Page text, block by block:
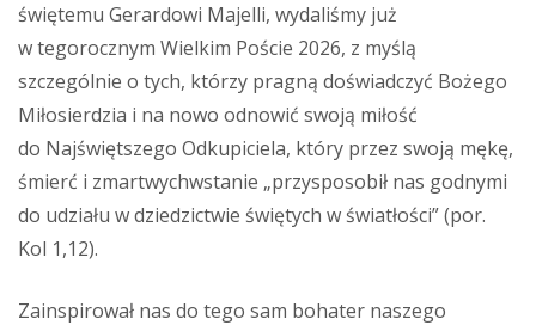
świętemu Gerardowi Majelli, wydaliśmy już
w tegorocznym Wielkim Poście 2026, z myślą
szczególnie o tych, którzy pragną doświadczyć Bożego
Miłosierdzia i na nowo odnowić swoją miłość
do Najświętszego Odkupiciela, który przez swoją mękę,
śmierć i zmartwychwstanie „przysposobił nas godnymi
do udziału w dziedzictwie świętych w światłości” (por.
Kol 1,12).
Zainspirował nas do tego sam bohater naszego